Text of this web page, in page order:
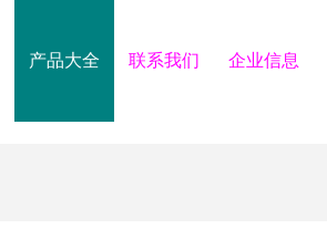
产品大全 联系我们 企业信息